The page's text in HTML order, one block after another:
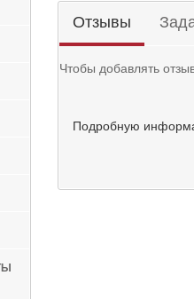
Отзывы
Чтобы добавлять
Подробную